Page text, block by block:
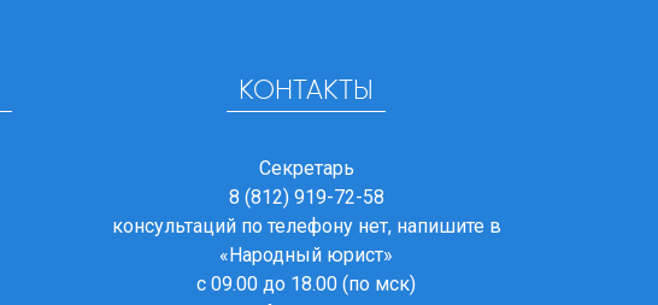
КОНТАКТЫ
Секретарь
8 (812) 919-72-58
консультаций по телефону нет, напишите в
«Народный юрист»
с 09.00 до 18.00 (по мск)